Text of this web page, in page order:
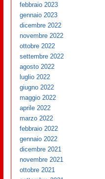
febbraio 2023
gennaio 2023
dicembre 2022
novembre 2022
ottobre 2022
settembre 2022
agosto 2022
luglio 2022
giugno 2022
maggio 2022
aprile 2022
marzo 2022
febbraio 2022
gennaio 2022
dicembre 2021
novembre 2021
ottobre 2021